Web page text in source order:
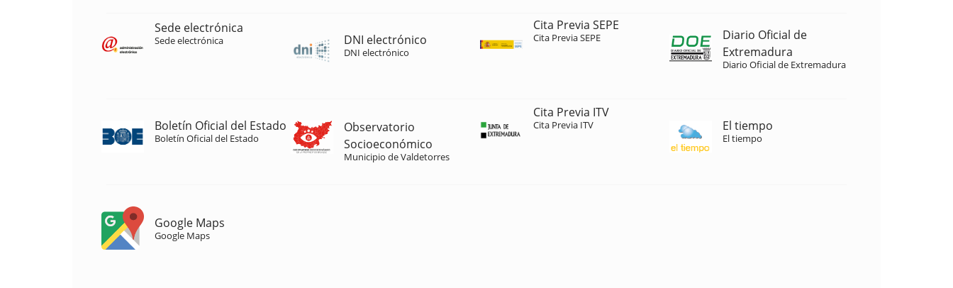
Sede electrónica
Sede electrónica DNI electrónico
DNI electrónico
Cita Previa SEPE
Cita Previa SEPE
Diario Oficial de
Extremadura
Diario Oficial de Extremadura
Boletín Oficial del Estado
Boletín Oficial del Estado
Observatorio
Socioeconómico
Municipio de Valdetorres
Cita Previa ITV
Cita Previa ITV El tiempo
El tiempo
Google Maps
Google Maps